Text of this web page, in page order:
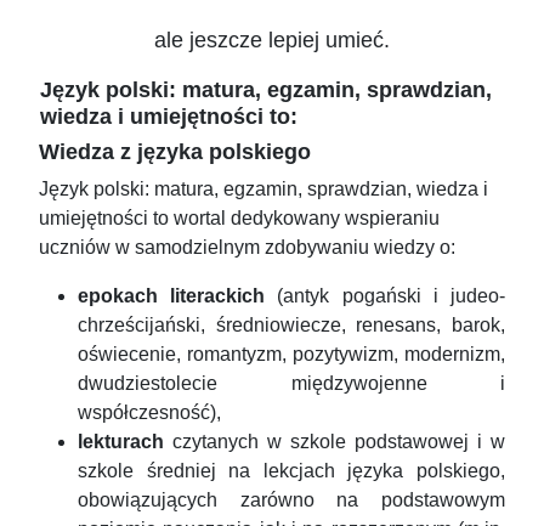
Wiedza z języka polskiego
Język polski: matura, egzamin, sprawdzian, wiedza i
umiejętności to wortal dedykowany wspieraniu
uczniów w samodzielnym zdobywaniu wiedzy o:
epokach literackich (antyk pogański i judeo-
chrześcijański, średniowiecze, renesans, barok,
oświecenie, romantyzm, pozytywizm, modernizm,
dwudziestolecie międzywojenne i
współczesność),
lekturach czytanych w szkole podstawowej i w
szkole średniej na lekcjach języka polskiego,
obowiązujących zarówno na podstawowym
ale jeszcze lepiej umieć.
Język polski: matura, egzamin, sprawdzian,
wiedza i umiejętności to: